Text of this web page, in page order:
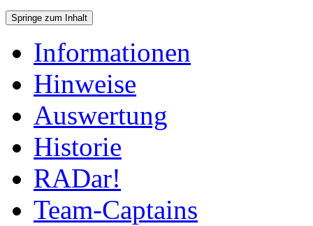
Springe zum Inhalt
Informationen
Hinweise
Auswertung
Historie
RADar!
Team-Captains